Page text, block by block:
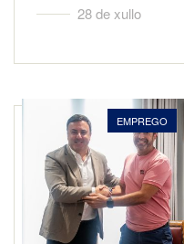
28 de xullo
EMPREGO